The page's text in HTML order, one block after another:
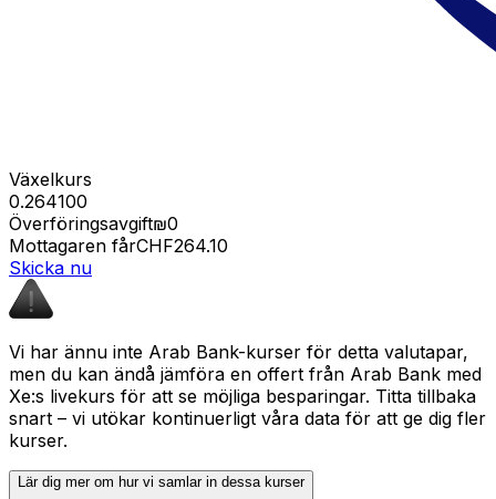
Växelkurs
0.264100
Överföringsavgift₪0
Mottagaren fårCHF264.10
Skicka nu
Vi har ännu inte Arab Bank-kurser för detta valutapar,
men du kan ändå jämföra en offert från Arab Bank med
Xe:s livekurs för att se möjliga besparingar. Titta tillbaka
snart – vi utökar kontinuerligt våra data för att ge dig fler
kurser.
Lär dig mer om hur vi samlar in dessa kurser